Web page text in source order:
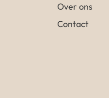
Over ons
Contact